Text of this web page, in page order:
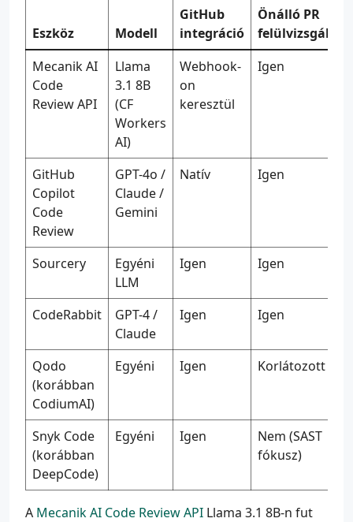
Eszköz Modell
GitHub
integráció
Önálló PR
felülvizsgálat
Mecanik AI
Code
Review API
Llama
3.1 8B
(CF
Workers
AI)
Webhook-
on
keresztül
Igen
GitHub
Copilot
Code
Review
GPT-4o /
Claude /
Gemini
Natív Igen
Sourcery
Egyéni
LLM
Igen Igen
CodeRabbit
GPT-4 /
Claude
Igen Igen
Qodo
(korábban
CodiumAI)
Egyéni Igen Korlátozott
Snyk Code
(korábban
DeepCode)
Egyéni Igen
Nem (SAST
fókusz)
A Mecanik AI Code Review API Llama 3.1 8B-n fut